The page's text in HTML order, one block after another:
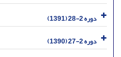
دوره 2-28 (1391)
دوره 2-27 (1390)